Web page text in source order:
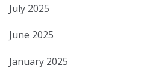
July 2025
June 2025
January 2025